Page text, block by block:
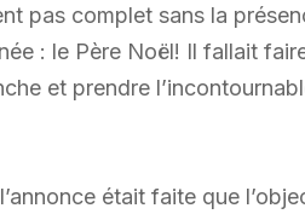
pas complet sans la
: le Père Noël! Il fallait
et prendre
était faite que